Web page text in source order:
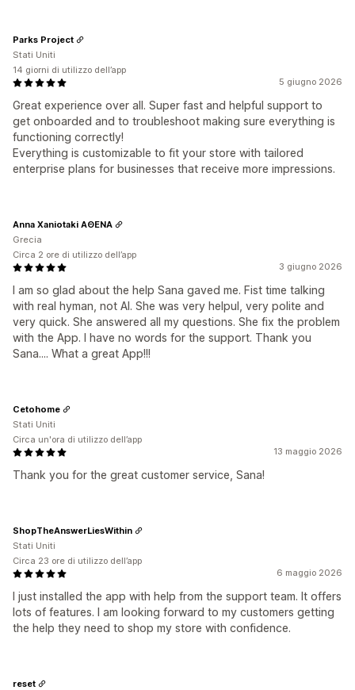
5 giugno 2026
Great experience over all. Super fast and helpful support to
get onboarded and to troubleshoot making sure everything is
functioning correctly!
Everything is customizable to fit your store with tailored
enterprise plans for businesses that receive more impressions.
Parks Project
Stati Uniti
14 giorni di utilizzo dell’app
3 giugno 2026
I am so glad about the help Sana gaved me. Fist time talking
with real hyman, not AI. She was very helpul, very polite and
very quick. She answered all my questions. She fix the problem
with the App. I have no words for the support. Thank you
Sana.... What a great App!!!
Anna Xaniotaki ΑΘΕΝΑ
Grecia
Circa 2 ore di utilizzo dell’app
13 maggio 2026
Thank you for the great customer service, Sana!
Cetohome
Stati Uniti
Circa un'ora di utilizzo dell’app
6 maggio 2026
I just installed the app with help from the support team. It offers
lots of features. I am looking forward to my customers getting
the help they need to shop my store with confidence.
ShopTheAnswerLiesWithin
Stati Uniti
Circa 23 ore di utilizzo dell’app
reset